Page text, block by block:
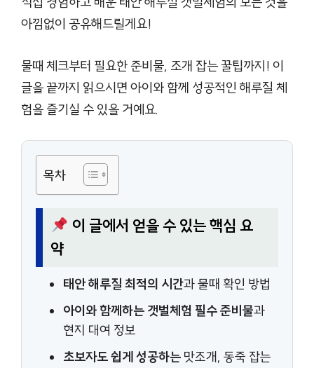
아낌없이 공유해드릴게요!
물때 체크부터 필요한 준비물, 조개 잡는 꿀팁까지! 이
글을 끝까지 읽으시면 아이와 함께 성공적인 해루질 체
험을 즐기실 수 있을 거예요.
목차
이 글에서 얻을 수 있는 핵심 요
약
태안 해루질 최적의 시간과 물때 확인 방법
아이와 함께하는 갯벌체험 필수 준비물과
현지 대여 정보
초보자도 쉽게 성공하는 맛조개, 동죽 잡는